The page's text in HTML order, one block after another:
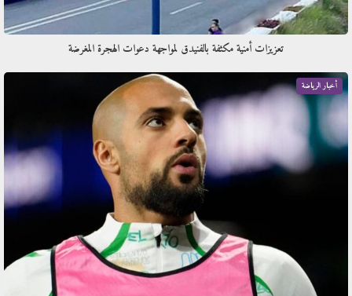
تعزيزات أمنية مكثفة بالفنيدق لمواجهة دعوات الهجرة المغرضة
أخبار الرياضة